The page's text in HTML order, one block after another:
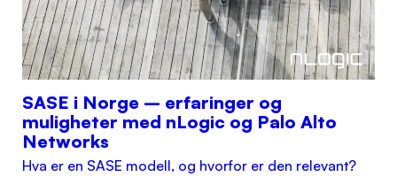
SASE i Norge – erfaringer og
muligheter med nLogic og Palo Alto
Networks
Hva er en SASE modell, og hvorfor er den relevant?